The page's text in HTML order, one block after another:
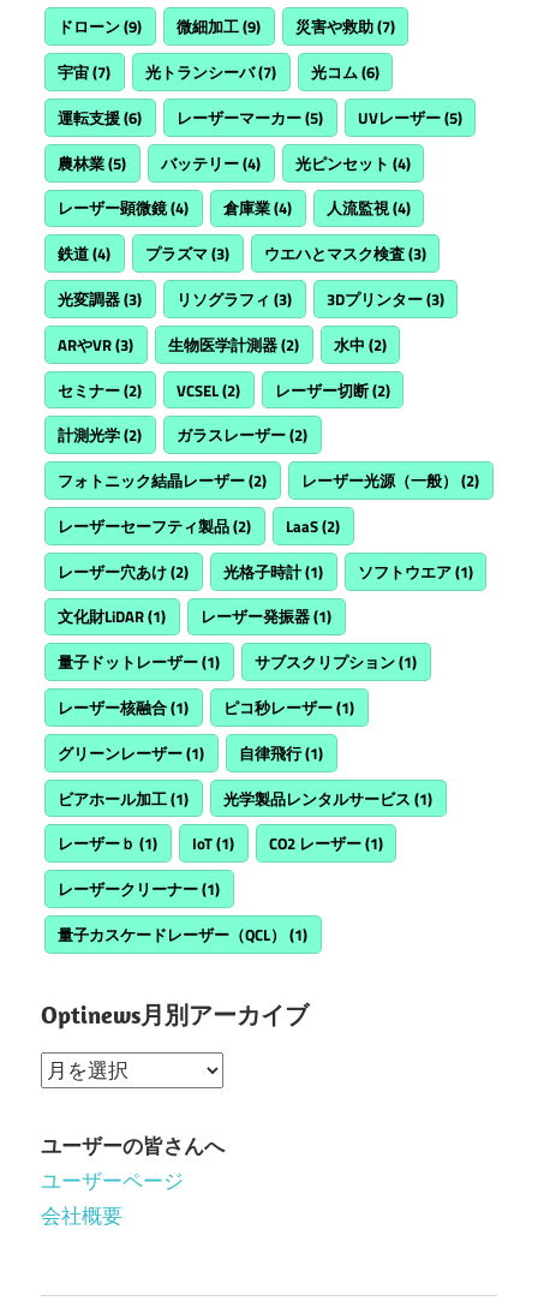
ドローン(9) 微細加工(9) 災害や救助(7)
宇宙(7) 光トランシーバ(7) 光コム(6)
運転支援(6) レーザーマーカー(5) UVレーザー(5)
農林業(5) バッテリー(4) 光ピンセット (4)
レーザー顕微鏡(4) 倉庫業(4) 人流監視(4)
鉄道(4) プラズマ(3) ウエハとマスク検査(3)
光変調器(3) リソグラフィ (3) 3Dプリンター(3)
ARやVR(3) 生物医学計測器(2) 水中 (2)
セミナー(2) VCSEL(2) レーザー切断(2)
計測光学(2) ガラスレーザー(2)
フォトニック結晶レーザー(2) レーザー光源（一般） (2)
レーザーセーフティ製品(2) LaaS(2)
レーザー穴あけ(2) 光格子時計(1) ソフトウエア(1)
文化財LiDAR(1) レーザー発振器(1)
量子ドットレーザー(1) サブスクリプション(1)
レーザー核融合(1) ピコ秒レーザー(1)
グリーンレーザー(1) 自律飛行(1)
ビアホール加工(1) 光学製品レンタルサービス (1)
レーザーｂ (1) IoT(1) CO2 レーザー(1)
レーザークリーナー(1)
量子カスケードレーザー（QCL） (1)
Optinews月別アーカイブ
Optinews
別
ア
ー
ユーザーの皆さんへ
ユーザーページ
会社概要